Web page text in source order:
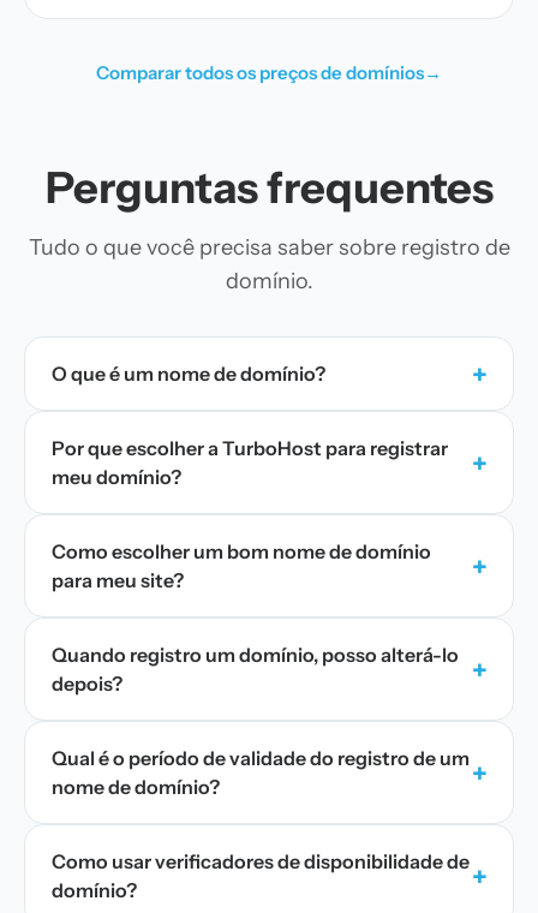
Comparar todos os preços de domínios→
Perguntas frequentes
Tudo o que você precisa saber sobre registro de
domínio.
O que é um nome de domínio? +
Por que escolher a TurboHost para registrar
meu domínio?
+
Como escolher um bom nome de domínio
para meu site?
+
Quando registro um domínio, posso alterá-lo
depois?
+
Qual é o período de validade do registro de um
nome de domínio?
+
Como usar verificadores de disponibilidade de
domínio?
+